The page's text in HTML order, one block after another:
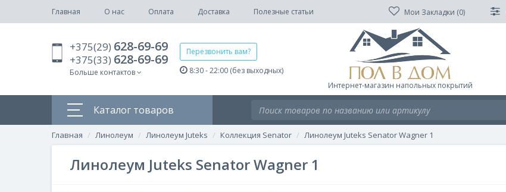
Главная О нас Оплата Доставка Полезные статьи Мои Закладки (0)
+375(29) 628-69-69
+375(33) 628-69-69
Больше контактов
Перезвонить вам?
8:30 - 22:00 (без выходных)
Интернет-магазин напольных покрытий
Каталог товаров
Главная Линолеум Линолеум Juteks Коллекция Senator Линолеум Juteks Senator Wagner 1
Линолеум Juteks Senator Wagner 1